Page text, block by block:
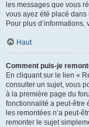
les messages que vous
vous ayez été placé
Pour plus
Haut
Comment puis-je
En cliquant sur le lien «
consulter un sujet, vous
à la première page du
fonctionnalité a peut-être
les remontées n’a peut-
remonter le sujet